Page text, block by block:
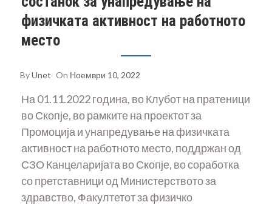
физичката активност на работното
место
ByUnet On Ноември 10, 2022
На 01.11.2022 година, во Клубот на пратеници
во Скопје, во рамките на проектот за
Промоција и унапредување на физичката
активност на работното место, поддржан од
СЗО Канцеларијата во Скопје, во соработка
со претставници од Министерството за
здравство, Факултетот за физичко